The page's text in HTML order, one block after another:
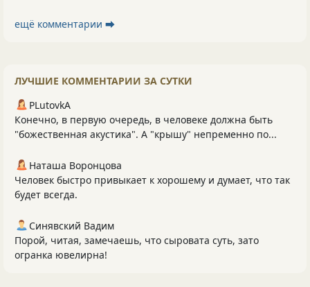
ещё комментарии ⮕
ЛУЧШИЕ КОММЕНТАРИИ ЗА СУТКИ
PLutоvkА
Конечно, в первую очередь, в человеке должна быть
"божественная акустика". А "крышу" непременно по...
Наташа Воронцова
Человек быстро привыкает к хорошему и думает, что так
будет всегда.
Синявский Вадим
Порой, читая, замечаешь, что сыровата суть, зато
огранка ювелирна!